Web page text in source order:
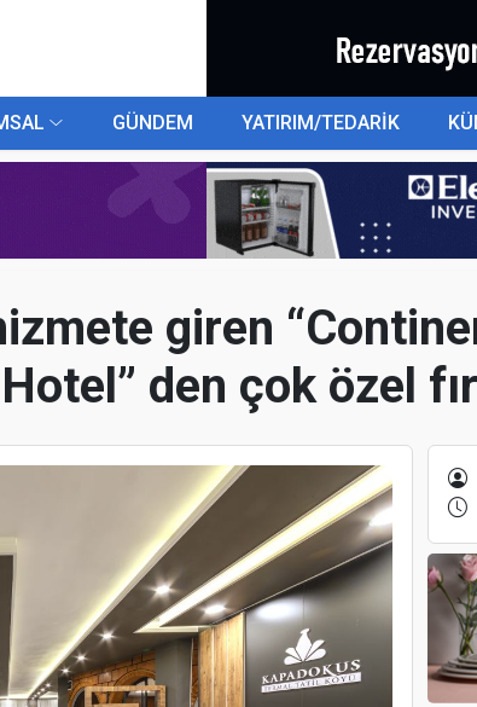
GÜNDEM YATIRIM/TEDARİK
giren
den çok özel